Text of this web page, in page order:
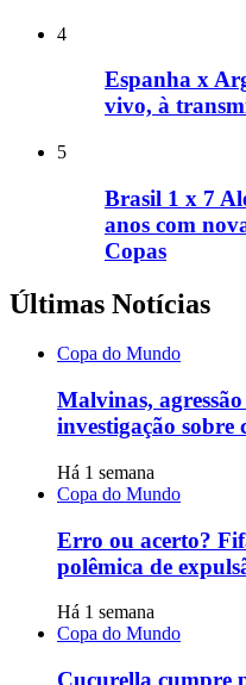
4
Espanha x
vivo, à
5
Brasil 1 x 7
anos com
Copas
Últimas Notícias
Copa do Mundo
Malvinas,
investigação sobre
Há 1 semana
Copa do Mundo
Erro ou acerto?
polêmica de
Há 1 semana
Copa do Mundo
Cucurella cumpre